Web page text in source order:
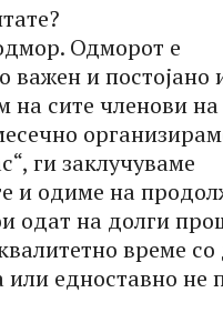
Одморот е
важен и постојано
на сите членови
ги заклучуваме
и одиме на
одат на долги
време со
или едноставно не